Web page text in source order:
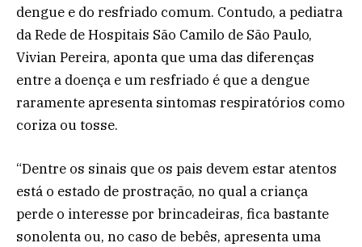
dengue e do resfriado comum. Contudo, a pediatra
da Rede de Hospitais São Camilo de São Paulo,
Vivian Pereira, aponta que uma das diferenças
entre a doença e um resfriado é que a dengue
raramente apresenta sintomas respiratórios como
coriza ou tosse.
“Dentre os sinais que os pais devem estar atentos
está o estado de prostração, no qual a criança
perde o interesse por brincadeiras, fica bastante
sonolenta ou, no caso de bebês, apresenta uma